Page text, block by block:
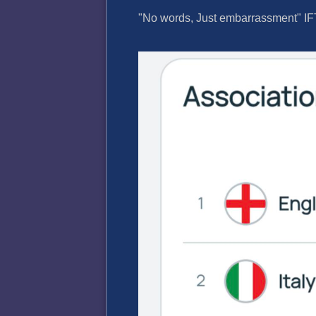
"No words, Just embarrassment"